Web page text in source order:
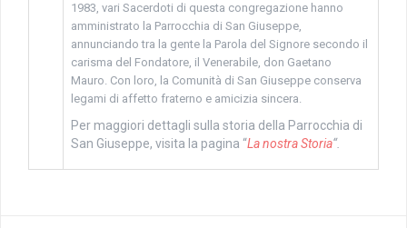
1983, vari Sacerdoti di questa congregazione hanno
amministrato la Parrocchia di San Giuseppe,
annunciando tra la gente la Parola del Signore secondo il
carisma del Fondatore, il Venerabile, don Gaetano
Mauro. Con loro, la Comunità di San Giuseppe conserva
legami di affetto fraterno e amicizia sincera.
Per maggiori dettagli sulla storia della Parrocchia di
San Giuseppe, visita la pagina “La nostra Storia“.